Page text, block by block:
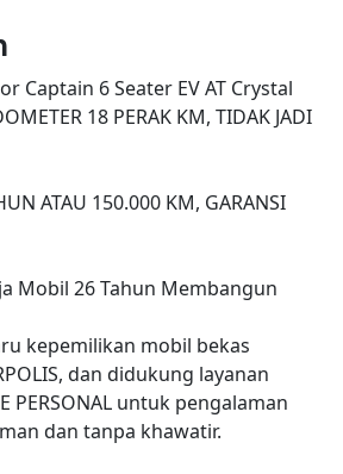
Captain 6 Seater EV AT Crystal
18 PERAK KM, TIDAK JADI
ATAU 150.000 KM, GARANSI
Mobil 26 Tahun Membangun
kepemilikan mobil bekas
dan didukung layanan
PERSONAL untuk pengalaman
dan tanpa khawatir.